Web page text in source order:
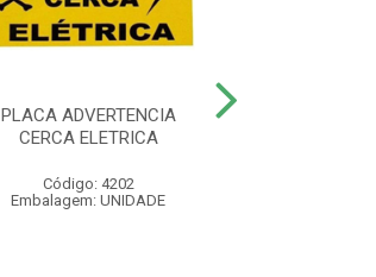
PLACA ADVERTENCIA
CERCA ELETRICA
Código: 4202
Embalagem: UNIDADE